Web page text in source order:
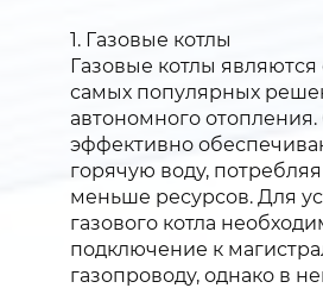
1. Газовые котлы
Газовые котлы
самых популярных
автономного
эффективно
горячую воду,
меньше ресурсов. Для
газового котла
подключение к
газопроводу, однако в